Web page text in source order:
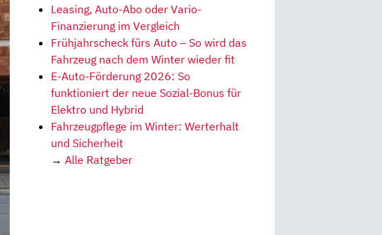
Leasing, Auto-Abo oder Vario-
Finanzierung im Vergleich
Frühjahrscheck fürs Auto – So wird das
Fahrzeug nach dem Winter wieder fit
E-Auto-Förderung 2026: So
funktioniert der neue Sozial-Bonus für
Elektro und Hybrid
Fahrzeugpflege im Winter: Werterhalt
und Sicherheit
→ Alle Ratgeber